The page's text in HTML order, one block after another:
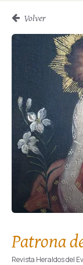
Volver
Patrona
Revista Heraldos del